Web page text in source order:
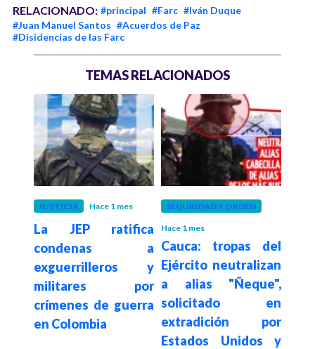
RELACIONADO: #principal #Farc #Iván Duque
#Juan Manuel Santos #Acuerdos de Paz
#Disidencias de las Farc
TEMAS RELACIONADOS
JUSTICIA Hace 1 mes
La JEP ratifica
condenas a
exguerrilleros y
militares por
crímenes de guerra
en Colombia
SEGURIDAD Y ORDEN
Hace 1 mes
Cauca: tropas del
Ejército neutralizan
a alias "Ñeque",
solicitado en
extradición por
Estados Unidos y